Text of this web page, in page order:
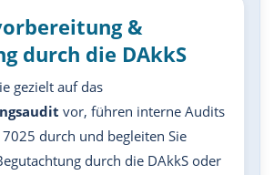
&
durch die DAkkS
gezielt auf das
vor, führen interne Audits
durch und begleiten Sie
durch die DAkkS oder